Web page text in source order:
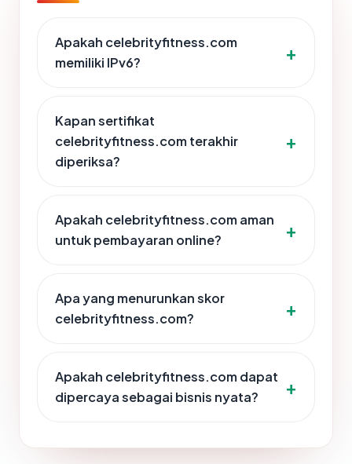
Apakah celebrityfitness.com
memiliki IPv6?
Kapan sertifikat
celebrityfitness.com terakhir
diperiksa?
Apakah celebrityfitness.com aman
untuk pembayaran online?
Apa yang menurunkan skor
celebrityfitness.com?
Apakah celebrityfitness.com dapat
dipercaya sebagai bisnis nyata?